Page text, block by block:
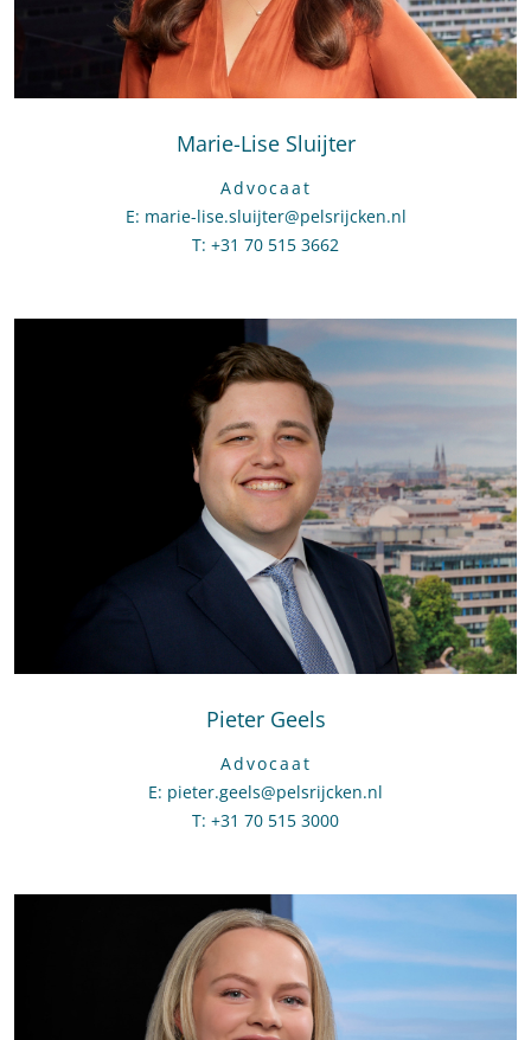
Marie-Lise Sluijter
Advocaat
E: Stuur een e-mail naar Marie-Lise Sluijter
marie-lise.sluijter@pelsrijcken.nl
T: Bel naar Marie-Lise Sluijter
+31 70 515 3662
Pieter Geels
Advocaat
E: Stuur een e-mail naar Pieter Geels
pieter.geels@pelsrijcken.nl
T: Bel naar Pieter Geels
+31 70 515 3000